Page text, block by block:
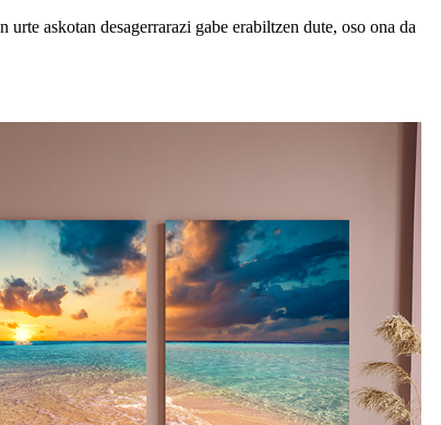
askotan desagerrarazi gabe erabiltzen dute, oso ona da